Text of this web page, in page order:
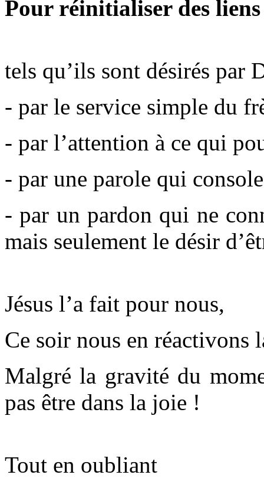
Pour réinitialiser des
tels qu’ils sont désirés par
- par le service simple du
- par l’attention à ce qui
- par une parole qui
- par un pardon qui ne
mais seulement le désir
Jésus l’a fait pour nous,
Ce soir nous en réactivons
Malgré la gravité du
pas être dans la joie !
Tout en oubliant